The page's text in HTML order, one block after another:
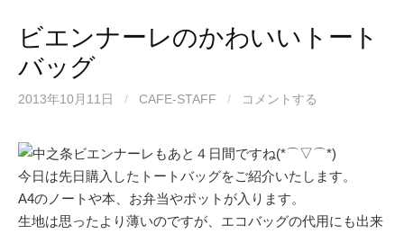
ビエンナーレのかわいいトート
バッグ
2013年10月11日 / CAFE-STAFF / コメントする
中之条ビエンナーレもあと４日間ですね(*⌒▽⌒*)
今日は先日購入したトートバッグをご紹介いたします。
A4のノートや本、お弁当やポットが入ります。
生地は思ったより薄いのですが、エコバッグの代用にも出来